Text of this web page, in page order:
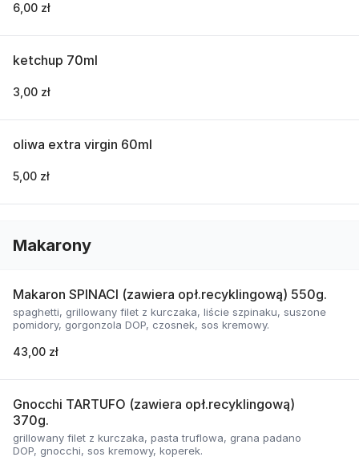
6,00 zł
ketchup 70ml
3,00 zł
oliwa extra virgin 60ml
5,00 zł
Makarony
Makaron SPINACI (zawiera opł.recyklingową) 550g.
spaghetti, grillowany filet z kurczaka, liście szpinaku, suszone
pomidory, gorgonzola DOP, czosnek, sos kremowy.
43,00 zł
Gnocchi TARTUFO (zawiera opł.recyklingową)
370g.
grillowany filet z kurczaka, pasta truflowa, grana padano
DOP, gnocchi, sos kremowy, koperek.